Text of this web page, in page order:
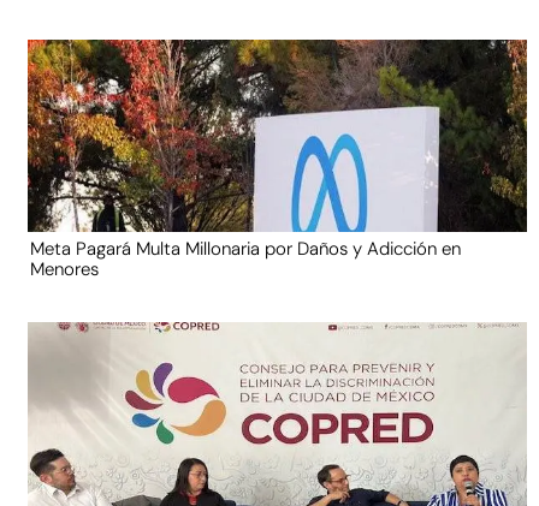
Meta Pagará Multa Millonaria por Daños y Adicción en
Menores